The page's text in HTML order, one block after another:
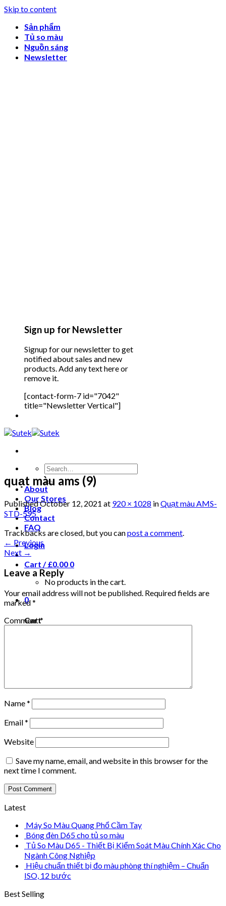
Skip to content
Sản phẩm
Tủ so màu
Nguồn sáng
Newsletter
Sign up for Newsletter
Signup for our newsletter to get
notified about sales and new
products. Add any text here or
remove it.
[contact-form-7 id="7042"
title="Newsletter Vertical"]
About
Our Stores
Blog
Contact
FAQ
Login
Cart /£0.00 0
No products in the cart.
0
Cart
quạt màu ams (9)
PublishedOctober 12, 2021 at 920 × 1028 inQuạt màu AMS-
STD-595
Trackbacks are closed, but you canpost a comment.
← Previous
Next →
Leave a Reply
Your email address will not be published. Required fields are
marked*
Comment*
Name*
Email*
Website
Save my name, email, and website in this browser for the
next time I comment.
Latest
Máy So Màu Quang Phổ Cầm Tay
Bóng đèn D65 cho tủ so màu
Tủ So Màu D65 - Thiết Bị Kiểm Soát Màu Chính Xác Cho
Ngành Công Nghiệp
Hiệu chuẩn thiết bị đo màu phòng thí nghiệm – Chuẩn
ISO, 12 bước
Best Selling